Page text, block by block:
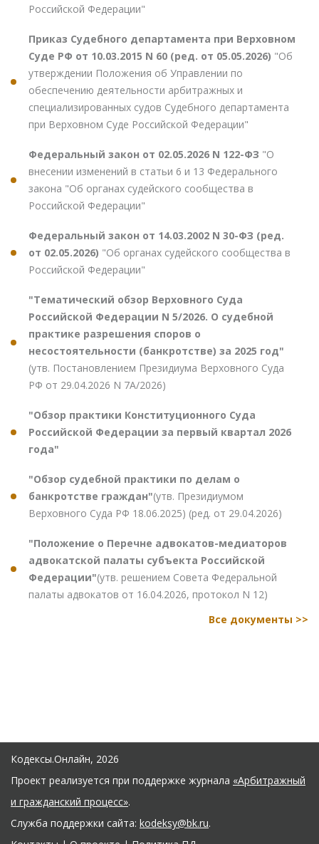
Российской Федерации"
Приказ Судебного департамента при Верховном
Суде РФ от 10.03.2015 N 60 (ред. от 05.05.2026) "Об
утверждении Положения об Управлении по
обеспечению деятельности арбитражных и
специализированных судов Судебного департамента
при Верховном Суде Российской Федерации"
Федеральный закон от 02.05.2026 N 122-ФЗ "О
внесении изменений в статьи 6 и 13 Федерального
закона "Об органах судейского сообщества в
Российской Федерации"
Федеральный закон от 14.03.2002 N 30-ФЗ (ред.
от 02.05.2026) "Об органах судейского сообщества в
Российской Федерации"
"Тематический обзор Верховного Суда
Российской Федерации N 5/2026. О судебной
практике разрешения споров о
несостоятельности (банкротстве) за 2025 год"
(утв. Постановлением Президиума Верховного Суда
РФ от 29.04.2026 N 7А/2026)
"Обзор практики Конституционного Суда
Российской Федерации за первый квартал 2026
года"
"Обзор судебной практики по делам о
банкротстве граждан"(утв. Президиумом
Верховного Суда РФ 18.06.2025) (ред. от 29.04.2026)
"Положение о Перечне адвокатов-медиаторов
адвокатской палаты субъекта Российской
Федерации"(утв. решением Совета Федеральной
палаты адвокатов от 16.04.2026, протокол N 12)
Все документы >>
Кодексы.Онлайн, 2026
Проект реализуется при поддержке журнала «Арбитражный
и гражданский процесс».
Служба поддержки сайта: kodeksy@bk.ru.